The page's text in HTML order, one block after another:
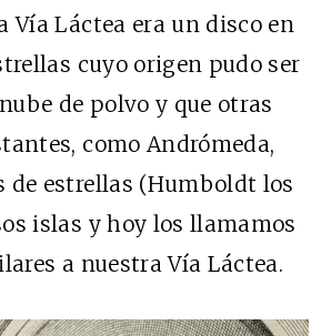
Vía Láctea era un disco en
cuyo origen pudo ser
de polvo y que otras
como Andrómeda,
de estrellas (Humboldt los
islas y hoy los llamamos
a nuestra Vía Láctea.